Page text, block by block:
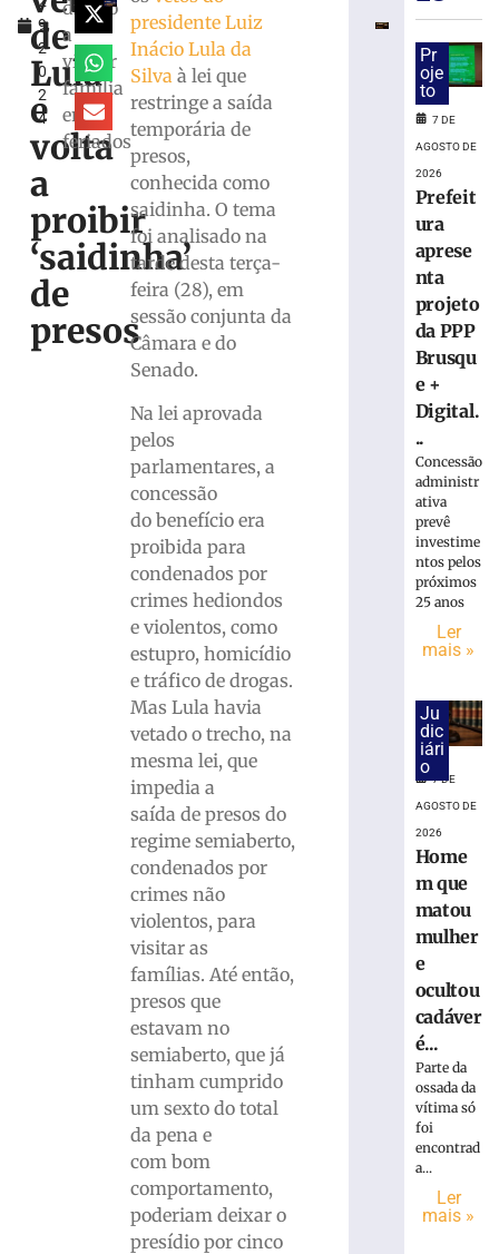
9,
2
0
2
4
de
Lula
e
volta
a
proibir
‘saidinha’
de
presos
direito
a
visitar
família
em
feriados
presidente Luiz
Inácio Lula da
Silva à lei que
restringe a saída
temporária de
presos,
conhecida como
saidinha. O tema
foi analisado na
tarde desta terça-
feira (28), em
sessão conjunta da
Câmara e do
Senado.
Na lei aprovada
pelos
parlamentares, a
concessão
do benefício era
proibida para
condenados por
crimes hediondos
e violentos, como
estupro, homicídio
e tráfico de drogas.
Mas Lula havia
vetado o trecho, na
mesma lei, que
impedia a
saída de presos do
regime semiaberto,
condenados por
crimes não
violentos, para
visitar as
famílias. Até então,
presos que
estavam no
semiaberto, que já
tinham cumprido
um sexto do total
da pena e
com bom
comportamento,
poderiam deixar o
presídio por cinco
mulher
e
ocultou
cadáver
condenado
anos
prisão
Içara
(SC)
Carro
capota
submerso
mangue
agosto
prende
mulher
suspeita
tráfico
pessoas
Pr
oje
to
7 DE
AGOSTO DE
2026
Prefeit
ura
aprese
nta
projeto
da PPP
Brusqu
e +
Digital.
..
Concessão
administr
ativa
prevê
investime
ntos pelos
próximos
25 anos
Ler
mais »
Ju
dic
iári
o
7 DE
AGOSTO DE
2026
Home
m que
matou
mulher
e
ocultou
cadáver
é...
Parte da
ossada da
vítima só
foi
encontrad
a...
Ler
mais »